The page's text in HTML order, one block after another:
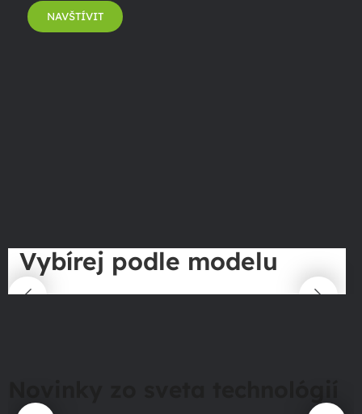
NAVŠTÍVIT
Vybírej podle modelu